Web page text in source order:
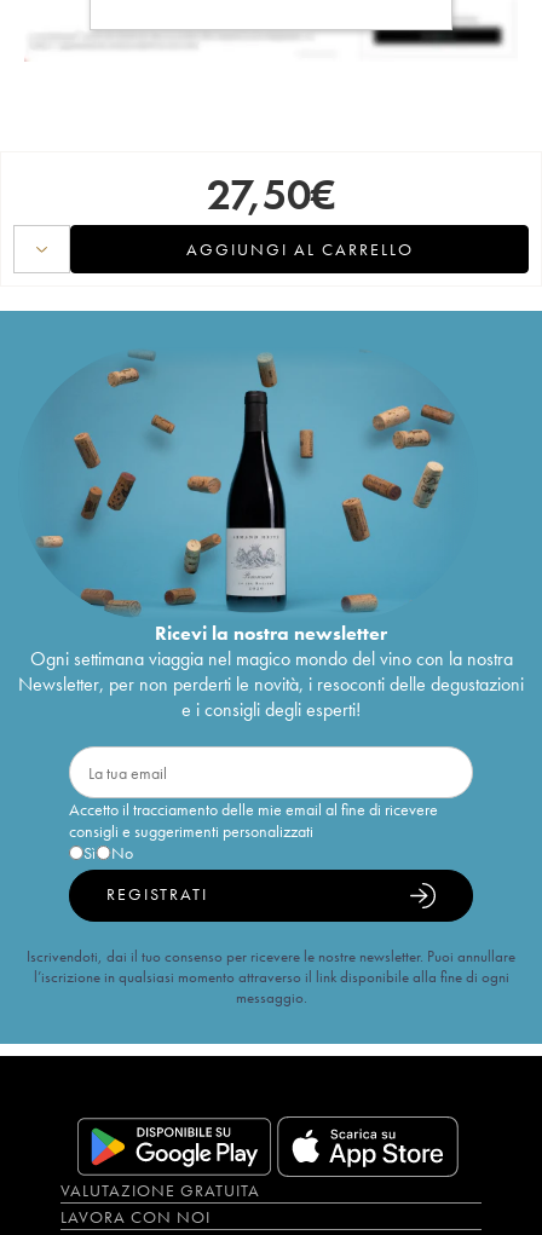
27,50€
AGGIUNGI AL CARRELLO
Ricevi la nostra newsletter
Ogni settimana viaggia nel magico mondo del vino con la nostra
Newsletter, per non perderti le novità, i resoconti delle degustazioni
e i consigli degli esperti!
Accetto il tracciamento delle mie email al fine di ricevere
consigli e suggerimenti personalizzati
Sì
No
REGISTRATI
Iscrivendoti, dai il tuo consenso per ricevere le nostre newsletter. Puoi annullare
l’iscrizione in qualsiasi momento attraverso il link disponibile alla fine di ogni
messaggio.
VALUTAZIONE GRATUITA
LAVORA CON NOI